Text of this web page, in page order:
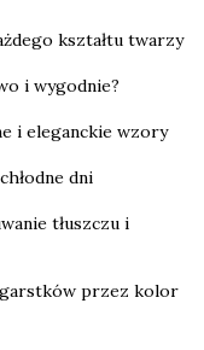
kształtu twarzy
i wygodnie?
i eleganckie wzory
dni
tłuszczu i
przez kolor